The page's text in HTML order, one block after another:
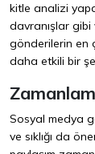
kitle analizi
davranışlar
gönderilerin en
daha etkili bir
Sosyal medya
ve sıklığı da